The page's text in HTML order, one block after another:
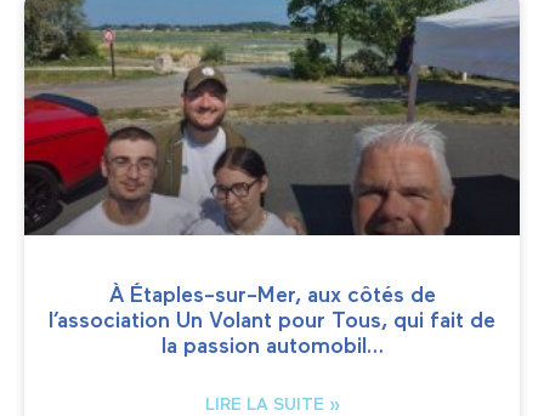
À Étaples-sur-Mer, aux côtés de
l’association Un Volant pour Tous, qui fait de
la passion automobil…
LIRE LA SUITE »